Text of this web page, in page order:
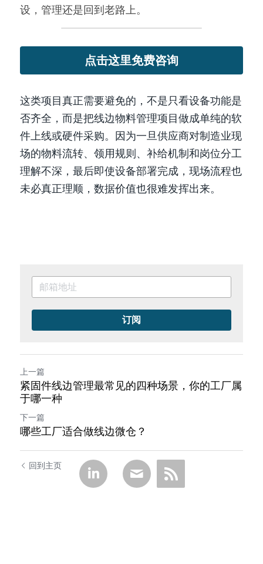
设，管理还是回到老路上。
点击这里免费咨询
这类项目真正需要避免的，不是只看设备功能是
否齐全，而是把线边物料管理项目做成单纯的软
件上线或硬件采购。因为一旦供应商对制造业现
场的物料流转、领用规则、补给机制和岗位分工
理解不深，最后即使设备部署完成，现场流程也
未必真正理顺，数据价值也很难发挥出来。
订阅
上一篇
紧固件线边管理最常见的四种场景，你的工厂属
于哪一种
下一篇
哪些工厂适合做线边微仓？
回到主页